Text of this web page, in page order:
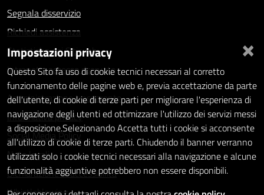
Segnala disservizio
Richiedi assistenza
Statistiche dei Siti web
Intranet - accesso riservato
Amministrazione trasparente
Informativa privacy
Social Media Policy
Note legali
Dichiarazione di accessibilità
Whistleblowing
×
Impostazioni privacy
Questo Sito fa uso di cookie tecnici necessari al corretto
funzionamento delle pagine web e, previa accettazione da parte
dell'utente, di cookie di terze parti per migliorare l'esperienza di
navigazione degli utenti ed ottimizzare l'utilizzo dei servizi messi
a disposizione.Selezionando Accetta tutti i cookie si acconsente
all'utilizzo di cookie di terze parti. Chiudendo il banner verranno
utilizzati solo i cookie tecnici necessari alla navigazione e alcune
funzionalità aggiuntive potrebbero non essere disponibili.